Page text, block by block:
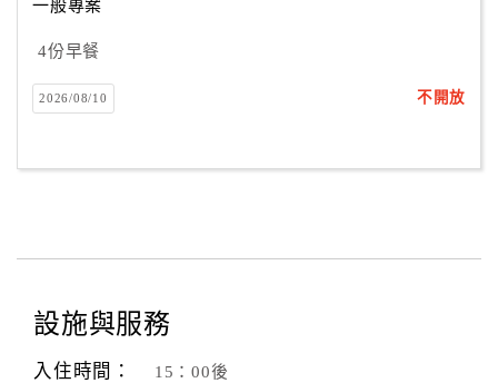
一般專案
4份早餐
2026/08/10 不開放
設施與服務
入住時間： 15：00後